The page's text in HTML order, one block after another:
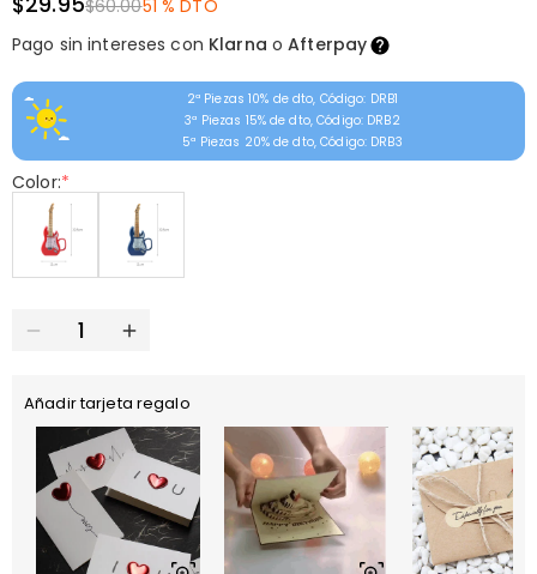
$60.0051 % DTO
Pago sin intereses con Klarna oAfterpay
2ª Piezas 10% de dto, Código: DRB1
3ª Piezas 15% de dto, Código: DRB2
5ª Piezas 20% de dto, Código: DRB3
Color:*
Añadir tarjeta regalo